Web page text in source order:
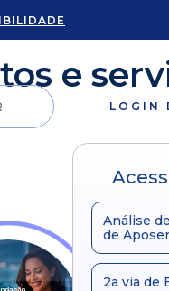
LOGIN
Análise
de
2a via de
e